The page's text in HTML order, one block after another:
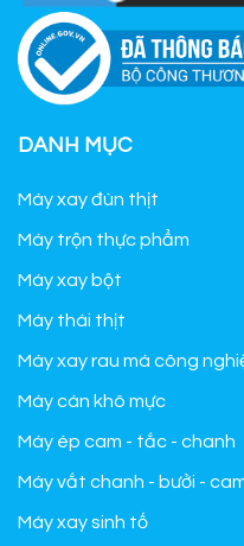
DANH MỤC
Máy xay đùn thịt
Máy trộn thực phẩm
Máy xay bột
Máy thái thịt
Máy xay rau má công
Máy cán khô mực
Máy ép cam - tắc - chanh
Máy vắt chanh - bưởi -
Máy xay sinh tố